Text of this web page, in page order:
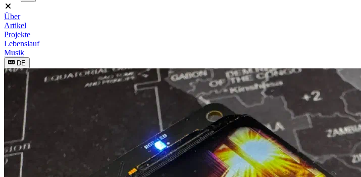
Über
Artikel
Projekte
Lebenslauf
Musik
DE